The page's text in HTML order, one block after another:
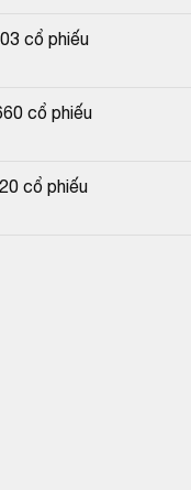
cổ phiếu
cổ phiếu
cổ phiếu